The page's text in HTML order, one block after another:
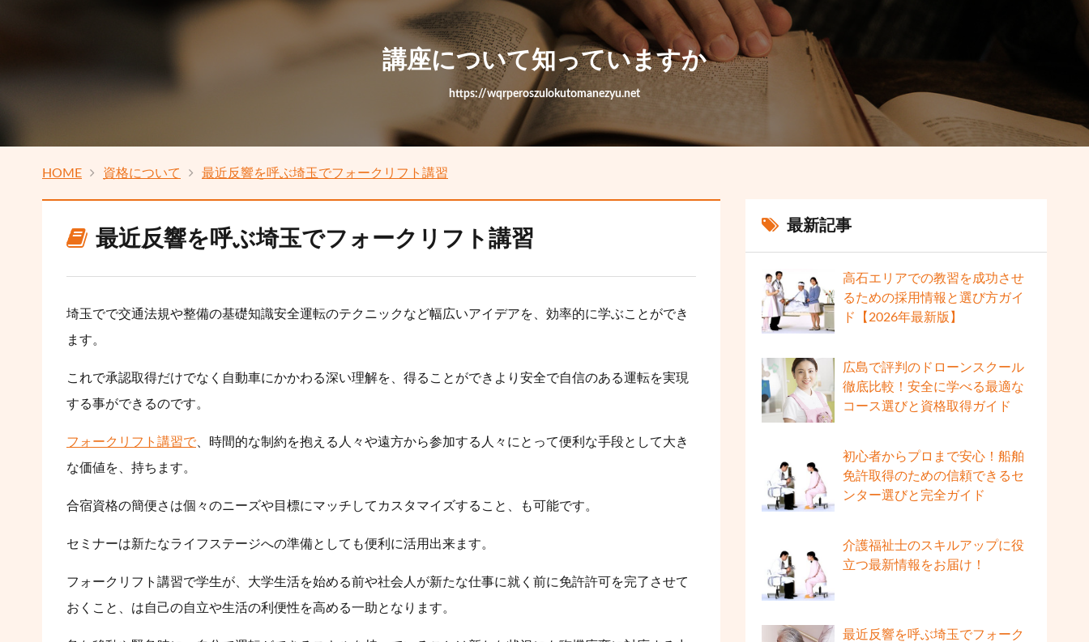
講座について知っていますか
https://wqrperoszulokutomanezyu.net
HOME 資格について 最近反響を呼ぶ埼玉でフォークリフト講習
最近反響を呼ぶ埼玉でフォークリフト講習
埼玉でで交通法規や整備の基礎知識安全運転のテクニックなど幅広いアイデアを、効率的に学ぶことができ
ます。
これで承認取得だけでなく自動車にかかわる深い理解を、得ることができより安全で自信のある運転を実現
する事ができるのです。
フォークリフト講習で、時間的な制約を抱える人々や遠方から参加する人々にとって便利な手段として大き
な価値を、持ちます。
合宿資格の簡便さは個々のニーズや目標にマッチしてカスタマイズすること、も可能です。
セミナーは新たなライフステージへの準備としても便利に活用出来ます。
フォークリフト講習で学生が、大学生活を始める前や社会人が新たな仕事に就く前に免許許可を完了させて
おくこと、は自己の自立や生活の利便性を高める一助となります。
最新記事
高石エリアでの教習を成功させ
るための採用情報と選び方ガイ
ド【2026年最新版】
広島で評判のドローンスクール
徹底比較！安全に学べる最適な
コース選びと資格取得ガイド
初心者からプロまで安心！船舶
免許取得のための信頼できるセ
ンター選びと完全ガイド
介護福祉士のスキルアップに役
立つ最新情報をお届け！
最近反響を呼ぶ埼玉でフォーク